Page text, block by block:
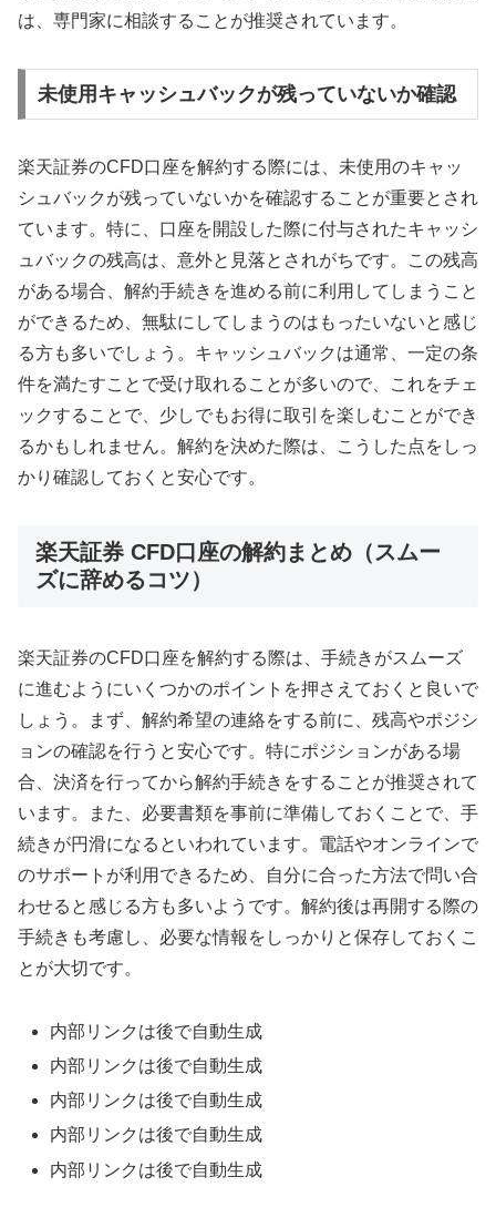
は、専門家に相談することが推奨されています。
未使用キャッシュバックが残っていないか確認
楽天証券のCFD口座を解約する際には、未使用のキャッ
シュバックが残っていないかを確認することが重要とされ
ています。特に、口座を開設した際に付与されたキャッシ
ュバックの残高は、意外と見落とされがちです。この残高
がある場合、解約手続きを進める前に利用してしまうこと
ができるため、無駄にしてしまうのはもったいないと感じ
る方も多いでしょう。キャッシュバックは通常、一定の条
件を満たすことで受け取れることが多いので、これをチェ
ックすることで、少しでもお得に取引を楽しむことができ
るかもしれません。解約を決めた際は、こうした点をしっ
かり確認しておくと安心です。
楽天証券 CFD口座の解約まとめ（スムー
ズに辞めるコツ）
楽天証券のCFD口座を解約する際は、手続きがスムーズ
に進むようにいくつかのポイントを押さえておくと良いで
しょう。まず、解約希望の連絡をする前に、残高やポジシ
ョンの確認を行うと安心です。特にポジションがある場
合、決済を行ってから解約手続きをすることが推奨されて
います。また、必要書類を事前に準備しておくことで、手
続きが円滑になるといわれています。電話やオンラインで
のサポートが利用できるため、自分に合った方法で問い合
わせると感じる方も多いようです。解約後は再開する際の
手続きも考慮し、必要な情報をしっかりと保存しておくこ
とが大切です。
内部リンクは後で自動生成
内部リンクは後で自動生成
内部リンクは後で自動生成
内部リンクは後で自動生成
内部リンクは後で自動生成